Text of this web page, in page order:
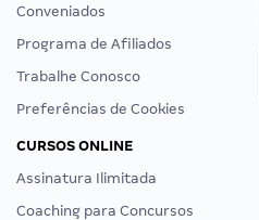
Conveniados
Programa de Afiliados
Trabalhe Conosco
Preferências de Cookies
CURSOS ONLINE
Assinatura Ilimitada
Coaching para Concursos